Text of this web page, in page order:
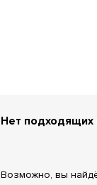
Нет
Возможно, вы